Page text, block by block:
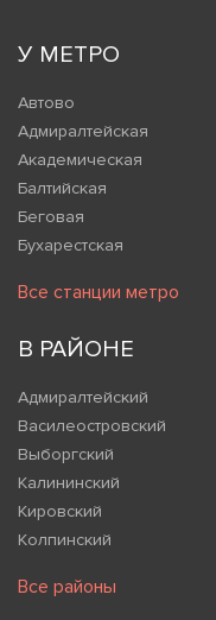
У МЕТРО
Автово
Адмиралтейская
Академическая
Балтийская
Беговая
Бухарестская
Все станции метро
В РАЙОНЕ
Адмиралтейский
Василеостровский
Выборгский
Калининский
Кировский
Колпинский
Все районы